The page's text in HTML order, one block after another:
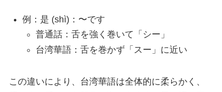
例：是 (shì)：〜です
普通話：舌を強く巻いて「シー」
台湾華語：舌を巻かず「スー」に近い
この違いにより、台湾華語は全体的に柔らかく、